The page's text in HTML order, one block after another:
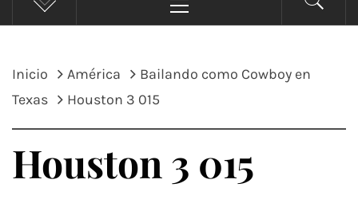
principal
Inicio América
Bailando como Cowboy en
Texas
Houston 3 015
Houston 3 015